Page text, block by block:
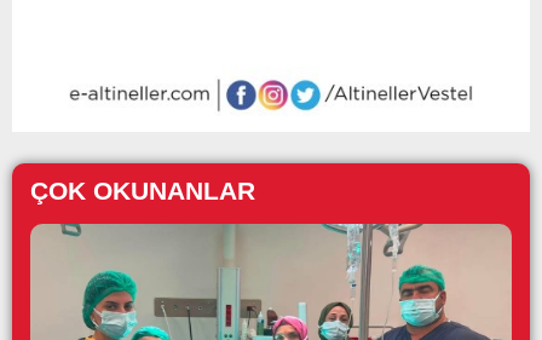
ÇOK OKUNANLAR